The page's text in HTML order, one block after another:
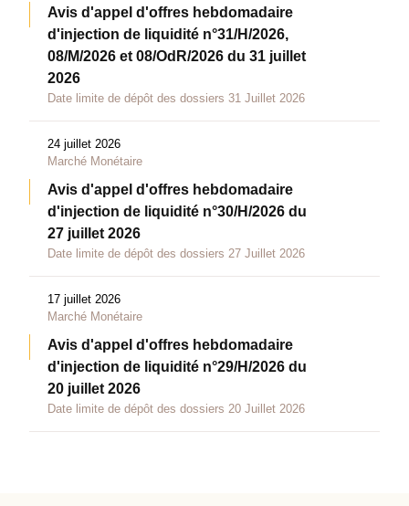
Avis d'appel d'offres hebdomadaire
d'injection de liquidité n°31/H/2026,
08/M/2026 et 08/OdR/2026 du 31 juillet
2026
Date limite de dépôt des dossiers 31 Juillet 2026
24 juillet 2026
Marché Monétaire
Avis d'appel d'offres hebdomadaire
d'injection de liquidité n°30/H/2026 du
27 juillet 2026
Date limite de dépôt des dossiers 27 Juillet 2026
17 juillet 2026
Marché Monétaire
Avis d'appel d'offres hebdomadaire
d'injection de liquidité n°29/H/2026 du
20 juillet 2026
Date limite de dépôt des dossiers 20 Juillet 2026